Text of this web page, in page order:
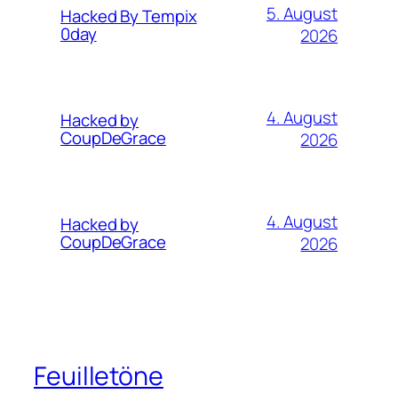
Hacked By Tempix
0day
5. August
2026
Hacked by
CoupDeGrace
4. August
2026
Hacked by
CoupDeGrace
4. August
2026
Feuilletöne